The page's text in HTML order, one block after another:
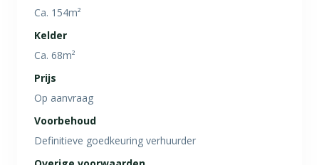
Ca. 154m²
Kelder
Ca. 68m²
Prijs
Op aanvraag
Voorbehoud
Definitieve goedkeuring verhuurder